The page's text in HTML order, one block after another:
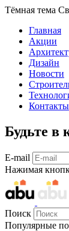
Тёмная тема
Главная
Акции
Дизайн
Новости
Контакты
Будьте в
E-mail
Нажимая
Поиск
Популярные